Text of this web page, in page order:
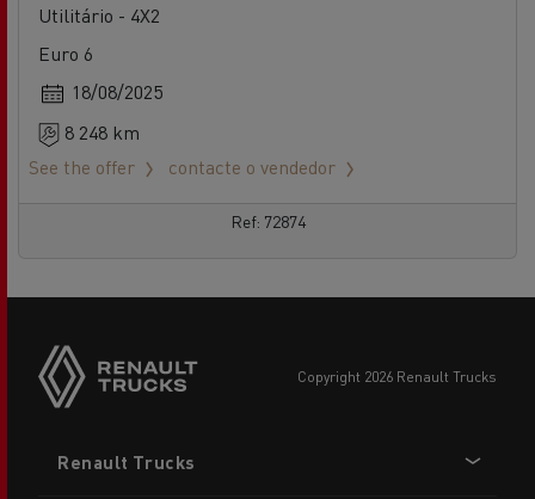
Utilitário - 4X2
Euro 6
18/08/2025
8 248 km
See the offer
contacte o vendedor
Ref: 72874
copyright 2026 Renault Trucks
menu
Renault Trucks